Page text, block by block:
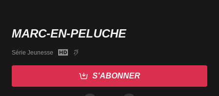
MARC-EN-PELUCHE
Série Jeunesse
S'ABONNER